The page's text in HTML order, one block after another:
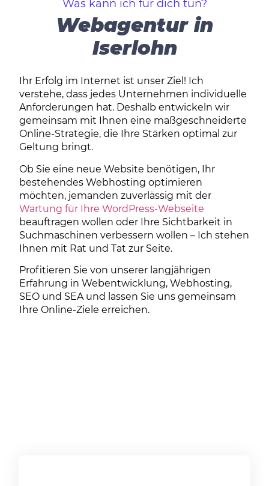
Was kann ich für dich tun?
Webagentur in
Iserlohn
Ihr Erfolg im Internet ist unser Ziel! Ich
verstehe, dass jedes Unternehmen individuelle
Anforderungen hat. Deshalb entwickeln wir
gemeinsam mit Ihnen eine maßgeschneiderte
Online-Strategie, die Ihre Stärken optimal zur
Geltung bringt.
Ob Sie eine neue Website benötigen, Ihr
bestehendes Webhosting optimieren
möchten, jemanden zuverlässig mit der
Wartung für Ihre WordPress-Webseite
beauftragen wollen oder Ihre Sichtbarkeit in
Suchmaschinen verbessern wollen – Ich stehen
Ihnen mit Rat und Tat zur Seite.
Profitieren Sie von unserer langjährigen
Erfahrung in Webentwicklung, Webhosting,
SEO und SEA und lassen Sie uns gemeinsam
Ihre Online-Ziele erreichen.